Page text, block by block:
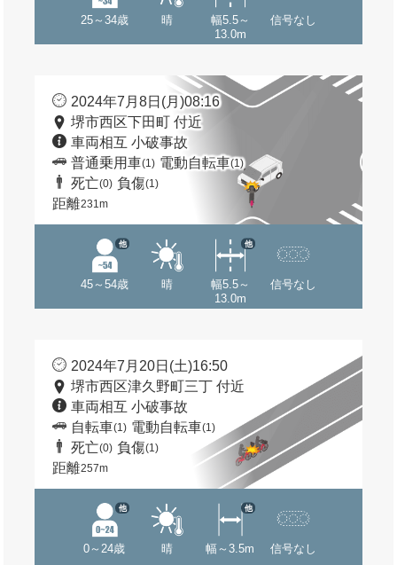
25～34歳 晴
幅5.5～
13.0m
信号なし
2024年7月8日(月)08:16
堺市西区下田町 付近
車両相互 小破事故
普通乗用車(1) 電動自転車(1)
死亡(0) 負傷(1)
距離231m
45～54歳
他
晴
幅5.5～
13.0m
他
信号なし
2024年7月20日(土)16:50
堺市西区津久野町三丁 付近
車両相互 小破事故
自転車(1) 電動自転車(1)
死亡(0) 負傷(1)
距離257m
0～24歳
他
晴 幅～3.5m
他
信号なし